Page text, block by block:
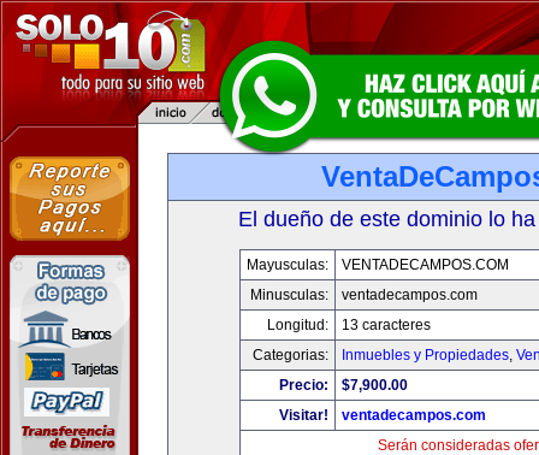
El dueño de este dominio lo
Mayusculas:
VENTADECAMPOS.COM
Minusculas:
ventadecampos.com
Longitud:
13 caracteres
Categorias:
Inmuebles y Propiedades,
Precio:
$7,900.00
Visitar!
ventadecampos.com
Serán consideradas